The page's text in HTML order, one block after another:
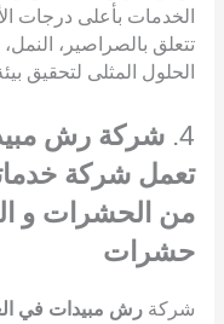
الخدمات بأعلى درجات
تتعلق بالصراصير،
الحلول المثلى لتحقيق
4. شركة رش
تعمل شركة
من الحشرات و
حشرات
شركة رش مبيدات في